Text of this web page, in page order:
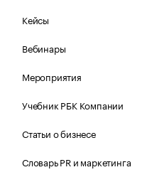
Кейсы
Вебинары
Мероприятия
Учебник РБК Компании
Статьи о бизнесе
Словарь PR и маркетинга